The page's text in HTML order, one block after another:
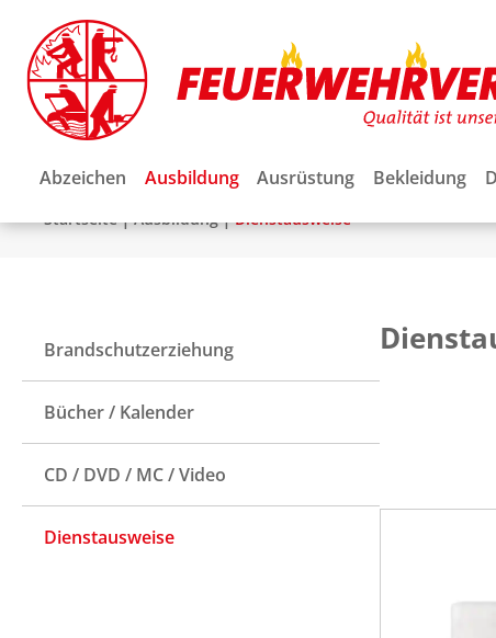
Abzeichen Ausbildung Ausrüstung Bekleidung
Startseite|Ausbildung|Dienstausweise
Brandschutzerziehung
Bücher / Kalender
CD / DVD / MC / Video
Dienstausweise